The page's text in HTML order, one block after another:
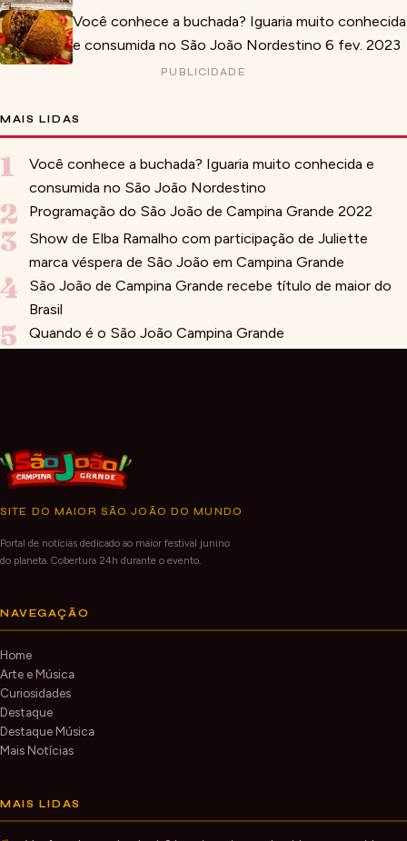
Você conhece a buchada? Iguaria muito conhecida
e consumida no São João Nordestino 6 fev. 2023
PUBLICIDADE
MAIS LIDAS
1
Você conhece a buchada? Iguaria muito conhecida e
consumida no São João Nordestino
2 Programação do São João de Campina Grande 2022
3
Show de Elba Ramalho com participação de Juliette
marca véspera de São João em Campina Grande
4
São João de Campina Grande recebe título de maior do
Brasil
5 Quando é o São João Campina Grande
SITE DO MAIOR SÃO JOÃO DO MUNDO
Portal de notícias dedicado ao maior festival junino
do planeta. Cobertura 24h durante o evento.
NAVEGAÇÃO
Home
Arte e Música
Curiosidades
Destaque
Destaque Música
Mais Notícias
MAIS LIDAS